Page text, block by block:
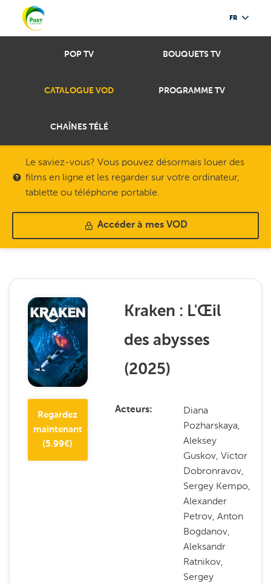
FR
POP TV BOUQUETS TV
CATALOGUE VOD PROGRAMME TV
CHAÎNES TÉLÉ
Le saviez-vous? Vous pouvez désormais louer des
films en ligne et les regarder sur votre ordinateur,
tablette ou téléphone portable.
Accéder à mes VOD
Regardez
maintenant
(5.99€)
Kraken : L'Œil
des abysses
(2025)
Acteurs
Diana
Pozharskaya,
Aleksey
Guskov, Victor
Dobronravov,
Sergey Kempo,
Alexander
Petrov, Anton
Bogdanov,
Aleksandr
Ratnikov,
Sergey